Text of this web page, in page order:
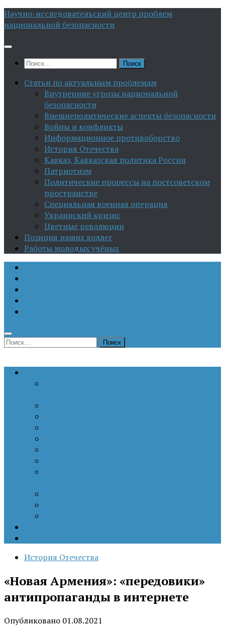
Перейти
к
Научно-исследовательский центр проблем
национальной безопасности
Найти:
Статьи по актуальным проблемам
Внутренние угрозы национальной
безопасности
Внешнеполитические аспекты безопасности
Войны и конфликты
Информационное противоборство
История Отечества
Кавказ, Кавказская политика России
Патриотизм
Политические процессы на постсоветском
пространстве
Специальная военная операция
Украинский кризис
Цветные революции
Позиция наших коллег
Работы молодых учёных
Найти:
История Отечества
«Новая Армения»: «передовики»
антипропаганды в интернете
Опубликовано 01.08.2021